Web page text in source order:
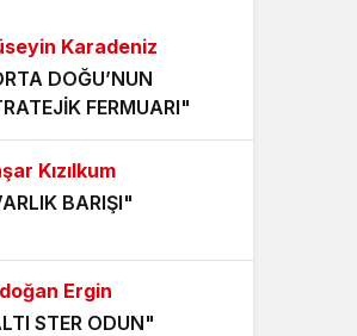
BAKALIM?
Karadeniz
DOĞU’NUN
FERMUARI"
Kızılkum
BARIŞI"
Ergin
STER ODUN"